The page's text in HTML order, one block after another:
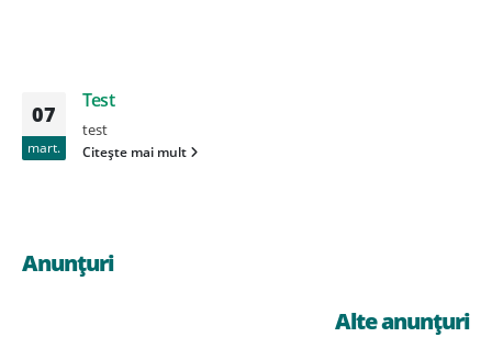
07
mart.
Test
test
Citește mai mult
Anunțuri
Alte anunțuri